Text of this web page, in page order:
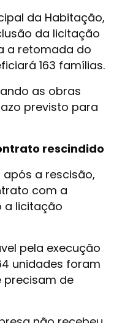
da Habitação,
da licitação
a retomada do
163 famílias.
as obras
previsto para
rescindido
a rescisão,
com a
a licitação
pela execução
unidades foram
precisam de